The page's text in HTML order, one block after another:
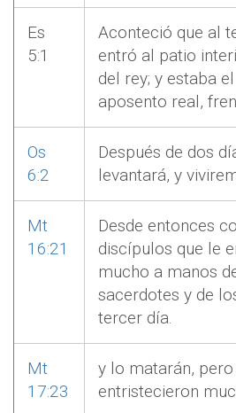
Es
5:1
Aconteció que al
entró al patio
del rey; y estaba
aposento real,
Os
6:2
Después de dos
levantará, y
Mt
16:21
Desde entonces
discípulos que le
mucho a manos
sacerdotes y de
tercer día.
Mt
17:23
y lo matarán,
entristecieron